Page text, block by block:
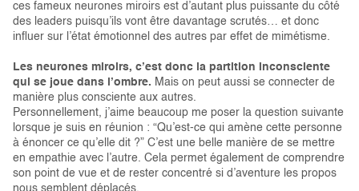
ces fameux neurones miroirs est d’autant plus puissante du côté
des leaders puisqu’ils vont être davantage scrutés… et donc
influer sur l’état émotionnel des autres par effet de mimétisme.
Les neurones miroirs, c’est donc la partition inconsciente
qui se joue dans l’ombre. Mais on peut aussi se connecter de
manière plus consciente aux autres.
Personnellement, j’aime beaucoup me poser la question suivante
lorsque je suis en réunion : “Qu’est-ce qui amène cette personne
à énoncer ce qu’elle dit ?” C’est une belle manière de se mettre
en empathie avec l’autre. Cela permet également de comprendre
son point de vue et de rester concentré si d’aventure les propos
nous semblent déplacés.